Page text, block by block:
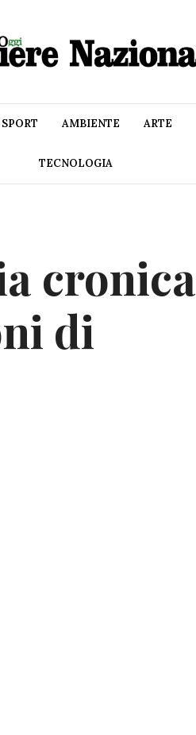
SPORT AMBIENTE ARTE
TECNOLOGIA
cronica
di